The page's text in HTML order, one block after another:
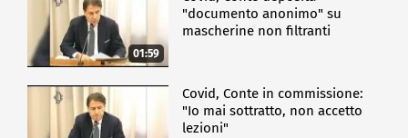
01:59
"documento anonimo" su
mascherine non filtranti
Covid, Conte in commissione:
"Io mai sottratto, non accetto
lezioni"